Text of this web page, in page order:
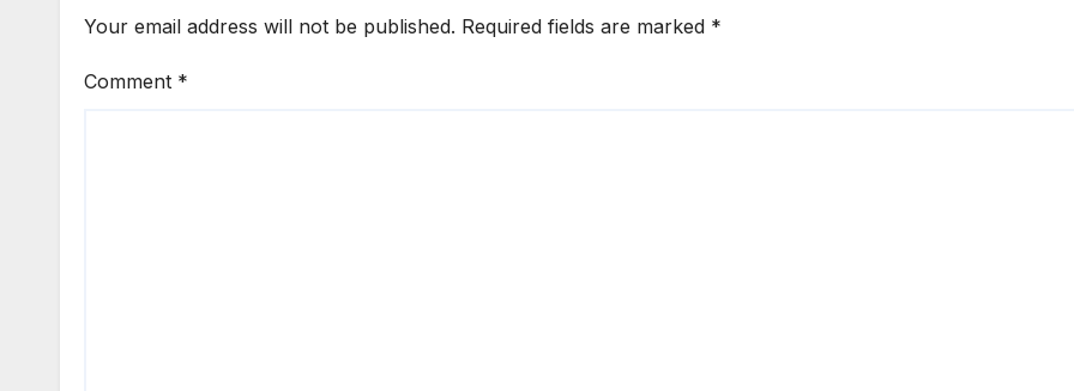
Your email address will not be published. Required fields are marked *
Comment *